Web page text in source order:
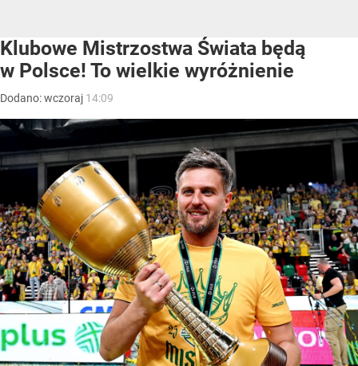
Klubowe Mistrzostwa Świata będą
w Polsce! To wielkie wyróżnienie
Dodano:wczoraj 14:09